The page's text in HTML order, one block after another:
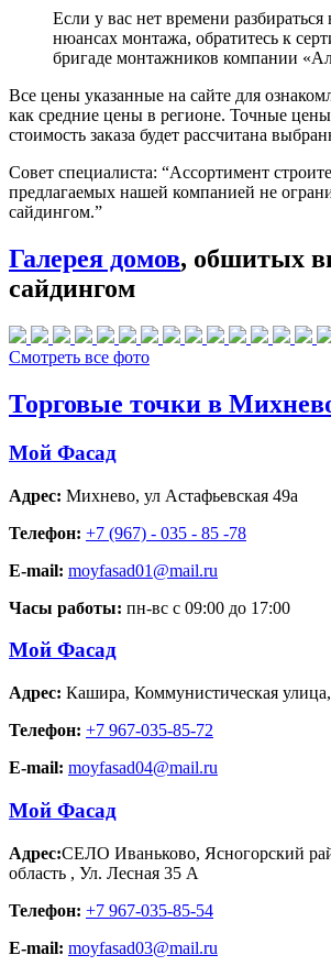
Если у вас нет времени разбираться
нюансах монтажа, обратитесь к
бригаде монтажников компании
Все цены указанные на сайте для
как средние цены в регионе. Точные цены
стоимость заказа будет рассчитана
Совет специалиста: “Ассортимент
предлагаемых нашей компанией не
сайдингом.”
Галерея домов, обшитых
сайдингом
Смотреть все фото
Торговые точки в
Мой Фасад
Адрес: Михнево, ул Астафьевская 49а
Телефон: +7 (967) - 035 - 85 -78
E-mail: moyfasad01@mail.ru
Часы работы: пн-вс с 09:00 до 17:00
Мой Фасад
Адрес: Кашира, Коммунистическая улица,
Телефон: +7 967-035-85-72
E-mail: moyfasad04@mail.ru
Мой Фасад
Адрес:СЕЛО Иваньково, Ясногорский
область , Ул. Лесная 35 А
Телефон: +7 967-035-85-54
E-mail: moyfasad03@mail.ru